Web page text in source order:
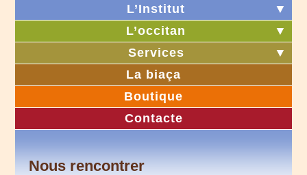
L’Institut
▼
L’occitan
▼
Services
▼
La biaça
Boutique
Contacte
Nous rencontrer